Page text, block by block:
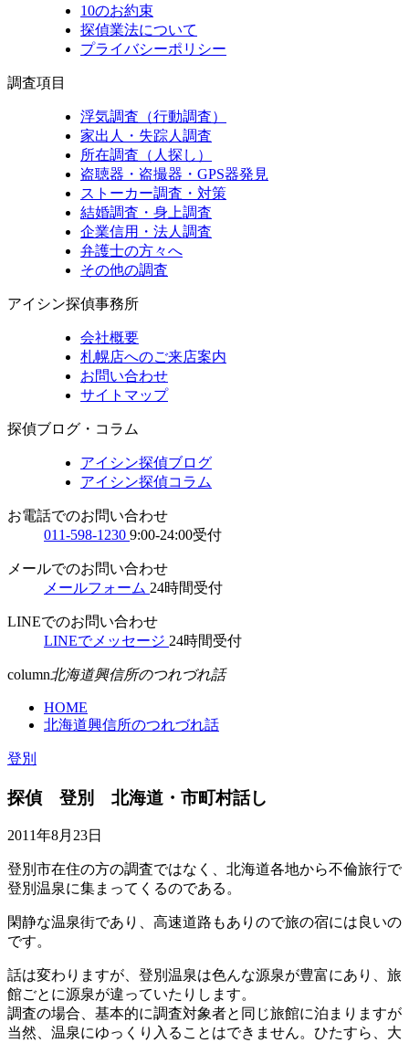
10のお約束
探偵業法について
プライバシーポリシー
調査項目
浮気調査（行動調査）
家出人・失踪人調査
所在調査（人探し）
盗聴器・盗撮器・GPS器発見
ストーカー調査・対策
結婚調査・身上調査
企業信用・法人調査
弁護士の方々へ
その他の調査
アイシン探偵事務所
会社概要
札幌店へのご来店案内
お問い合わせ
サイトマップ
探偵ブログ・コラム
アイシン探偵ブログ
アイシン探偵コラム
お電話でのお問い合わせ
011-598-1230 9:00-24:00受付
メールでのお問い合わせ
メールフォーム 24時間受付
LINEでのお問い合わせ
LINEでメッセージ 24時間受付
column北海道興信所のつれづれ話
HOME
北海道興信所のつれづれ話
登別
探偵 登別 北海道・市町村話し
2011年8月23日
登別市在住の方の調査ではなく、北海道各地から不倫旅行で
登別温泉に集まってくるのである。
閑静な温泉街であり、高速道路もありので旅の宿には良いの
です。
話は変わりますが、登別温泉は色んな源泉が豊富にあり、旅
館ごとに源泉が違っていたりします。
調査の場合、基本的に調査対象者と同じ旅館に泊まりますが
当然、温泉にゆっくり入ることはできません。ひたすら、大